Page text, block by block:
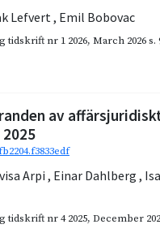
Lefvert , Emil Bobovac
tidskrift nr 1 2026, March 2026s.
av
Arpi, Einar Dahlberg ,
tidskrift nr 4 2025, December